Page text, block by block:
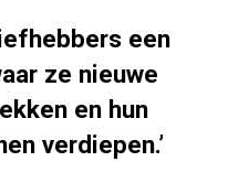
een
ze nieuwe
en hun
verdiepen.’